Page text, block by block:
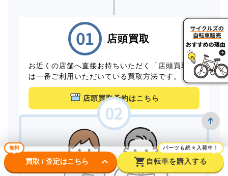
店頭買取
お近くの店舗へ直接お持ちいただく「店頭買取」
は一番ご利用いただいている買取方法です。
店頭買取予約はこちら
無料
買取 / 査定はこちら keyboard_arrow_down shopping_cart
パーツも続々入荷中！
自転車を購入する